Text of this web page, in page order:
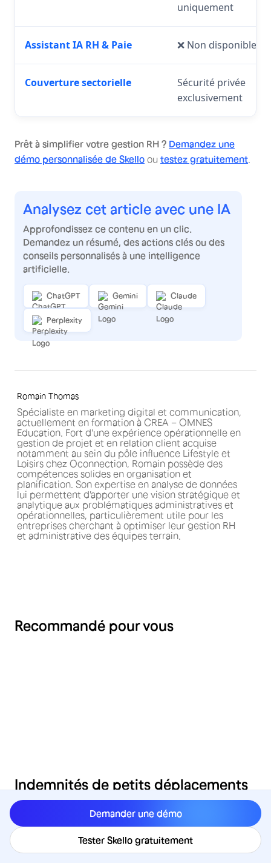
uniquement
Assistant IA RH & Paie ❌ Non disponible
Couverture sectorielle
Sécurité privée
exclusivement
Prêt à simplifier votre gestion RH ? Demandez une
démo personnalisée de Skello ou testez gratuitement
Analysez cet article avec une IA
Approfondissez ce contenu en un clic.
Demandez un résumé, des actions clés ou des
conseils personnalisés à une intelligence
artificielle.
ChatGPT Gemini Claude
Perplexity
Romain Thomas
Spécialiste en marketing digital et communication,
actuellement en formation à CREA – OMNES
Education. Fort d'une expérience opérationnelle en
gestion de projet et en relation client acquise
notamment au sein du pôle influence Lifestyle et
Loisirs chez Oconnection, Romain possède des
compétences solides en organisation et
planification. Son expertise en analyse de données
lui permettent d'apporter une vision stratégique et
analytique aux problématiques administratives et
opérationnelles, particulièrement utile pour les
entreprises cherchant à optimiser leur gestion RH
et administrative des équipes terrain.
Demander une démo
Tester Skello gratuitement
Recommandé pour vous
Indemnités de petits déplacements
dans le bâtiment : le guide 2026
min